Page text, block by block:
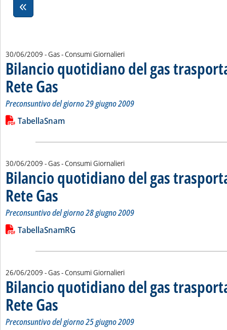
30/06/2009 - Gas - Consumi Giornalieri
Bilancio quotidiano del gas
Rete Gas . Sottotitolo: Preconsuntivo del giorno 29 giugno 2009
. Pubblicata martedì 30 giugno 2009 alle 12.12.
Preconsuntivo del giorno 29 giugno 2009
Leggi tutta la notizia: 'Bilancio quotidiano del gas
Lista allegati PDF alla notizia
TabellaSnam
30/06/2009 - Gas - Consumi Giornalieri
Bilancio quotidiano del gas
Rete Gas . Sottotitolo: Preconsuntivo del giorno 28 giugno 2009
. Pubblicata martedì 30 giugno 2009 alle 10.39.
Preconsuntivo del giorno 28 giugno 2009
Leggi tutta la notizia: 'Bilancio quotidiano del gas
Lista allegati PDF alla notizia
TabellaSnamRG
26/06/2009 - Gas - Consumi Giornalieri
Bilancio quotidiano del gas
Rete Gas . Sottotitolo: Preconsuntivo del giorno 25 giugno 2009
. Pubblicata venerdì 26 giugno 2009 alle 16.5.
Preconsuntivo del giorno 25 giugno 2009